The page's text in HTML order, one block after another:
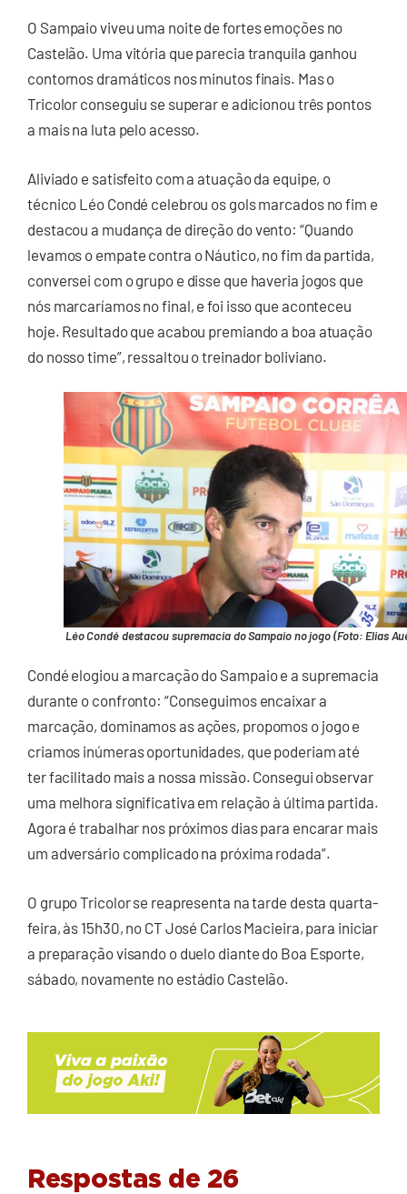
O Sampaio viveu uma noite de fortes emoções no
Castelão. Uma vitória que parecia tranquila ganhou
contornos dramáticos nos minutos finais. Mas o
Tricolor conseguiu se superar e adicionou três pontos
a mais na luta pelo acesso.
Aliviado e satisfeito com a atuação da equipe, o
técnico Léo Condé celebrou os gols marcados no fim e
destacou a mudança de direção do vento: “Quando
levamos o empate contra o Náutico, no fim da partida,
conversei com o grupo e disse que haveria jogos que
nós marcaríamos no final, e foi isso que aconteceu
hoje. Resultado que acabou premiando a boa atuação
do nosso time”, ressaltou o treinador boliviano.
Léo Condé destacou supremacia do Sampaio no jogo (Foto: Elias
Condé elogiou a marcação do Sampaio e a supremacia
durante o confronto: “Conseguimos encaixar a
marcação, dominamos as ações, propomos o jogo e
criamos inúmeras oportunidades, que poderiam até
ter facilitado mais a nossa missão. Consegui observar
uma melhora significativa em relação à última partida.
Agora é trabalhar nos próximos dias para encarar mais
um adversário complicado na próxima rodada”.
O grupo Tricolor se reapresenta na tarde desta quarta-
feira, às 15h30, no CT José Carlos Macieira, para iniciar
a preparação visando o duelo diante do Boa Esporte,
sábado, novamente no estádio Castelão.
Respostas de 26